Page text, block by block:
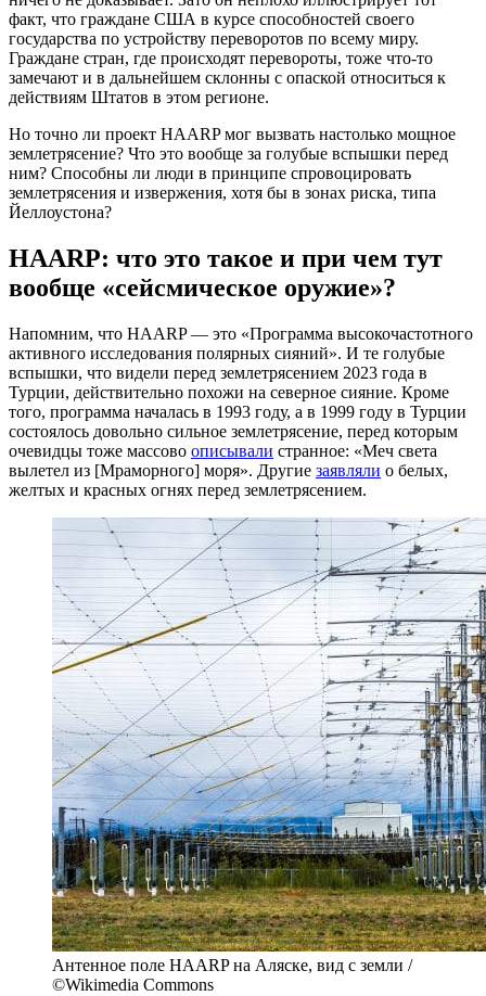
факт, что граждане США в курсе способностей своего
государства по устройству переворотов по всему миру.
Граждане стран, где происходят перевороты, тоже что-то
замечают и в дальнейшем склонны с опаской относиться к
действиям Штатов в этом регионе.
Но точно ли проект HAARP мог вызвать настолько мощное
землетрясение? Что это вообще за голубые вспышки перед
ним? Способны ли люди в принципе спровоцировать
землетрясения и извержения, хотя бы в зонах риска, типа
Йеллоустона?
HAARP: что это такое и при чем тут
вообще «сейсмическое оружие»?
Напомним, что HAARP — это «Программа высокочастотного
активного исследования полярных сияний». И те голубые
вспышки, что видели перед землетрясением 2023 года в
Турции, действительно похожи на северное сияние. Кроме
того, программа началась в 1993 году, а в 1999 году в Турции
состоялось довольно сильное землетрясение, перед которым
очевидцы тоже массово описывали странное: «Меч света
вылетел из [Мраморного] моря». Другие заявляли о белых,
желтых и красных огнях перед землетрясением.
Антенное поле HAARP на Аляске, вид с земли /
©Wikimedia Commons